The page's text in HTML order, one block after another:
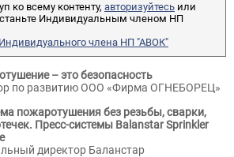
ко всему контенту, авторизуйтесь или
Индивидуальным членом НП
члена НП "АВОК"
– это безопасность
по развитию ООО «Фирма ОГНЕБОРЕЦ»
пожаротушения без резьбы, сварки,
Пресс-системы Balanstar Sprinkler
директор Баланстар